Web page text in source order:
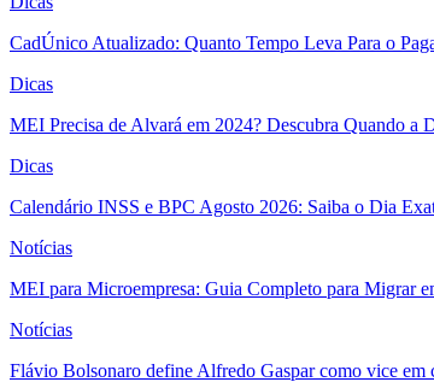
CadÚnico Atualizado: Quanto Tempo Leva Para o
Dicas
MEI Precisa de Alvará em 2024? Descubra Quando a
Dicas
Calendário INSS e BPC Agosto 2026: Saiba o Dia
Notícias
MEI para Microempresa: Guia Completo para Migrar
Notícias
Flávio Bolsonaro define Alfredo Gaspar como vice